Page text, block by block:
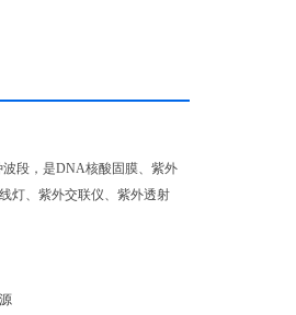
波段，是DNA核酸固膜、紫外
灯、紫外交联仪、紫外透射